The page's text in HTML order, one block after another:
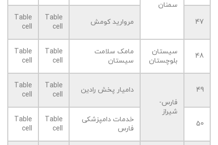
سمنان
47 مروارید کومش
Table
cell
Table
cell
48
سیستان
بلوچستان
مامک سلامت
سیستان
Table
cell
Table
cell
49
فارس-
شیراز
دامیار پخش رادین
Table
cell
Table
cell
50
خدمات دامپزشکی
فارس
Table
cell
Table
cell